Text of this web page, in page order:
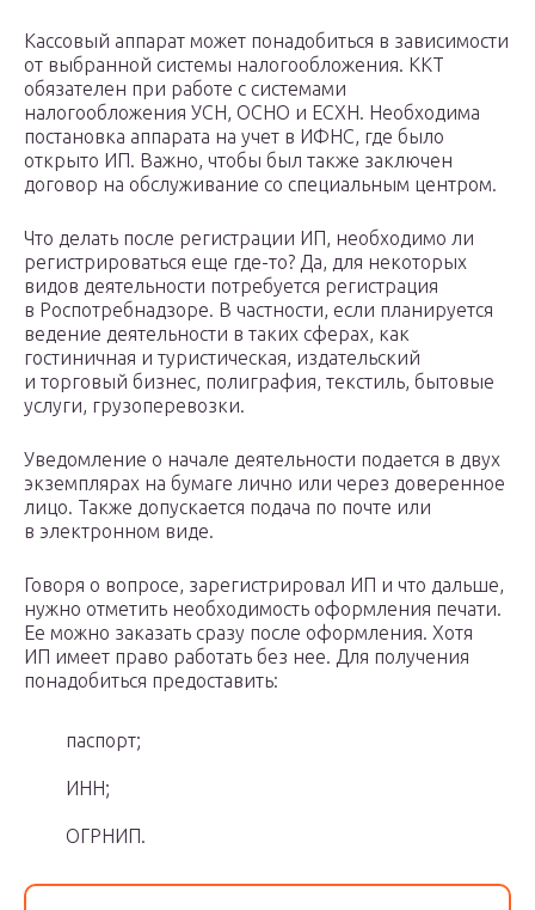
Кассовый аппарат может понадобиться в зависимости
от выбранной системы налогообложения. ККТ
обязателен при работе с системами
налогообложения УСН, ОСНО и ЕСХН. Необходима
постановка аппарата на учет в ИФНС, где было
открыто ИП. Важно, чтобы был также заключен
договор на обслуживание со специальным центром.
Что делать после регистрации ИП, необходимо ли
регистрироваться еще где-то? Да, для некоторых
видов деятельности потребуется регистрация
в Роспотребнадзоре. В частности, если планируется
ведение деятельности в таких сферах, как
гостиничная и туристическая, издательский
и торговый бизнес, полиграфия, текстиль, бытовые
услуги, грузоперевозки.
Уведомление о начале деятельности подается в двух
экземплярах на бумаге лично или через доверенное
лицо. Также допускается подача по почте или
в электронном виде.
Говоря о вопросе, зарегистрировал ИП и что дальше,
нужно отметить необходимость оформления печати.
Ее можно заказать сразу после оформления. Хотя
ИП имеет право работать без нее. Для получения
понадобиться предоставить:
паспорт;
ИНН;
ОГРНИП.